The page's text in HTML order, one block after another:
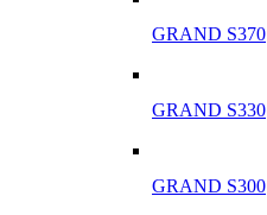
GRAND S370
GRAND S330
GRAND S300